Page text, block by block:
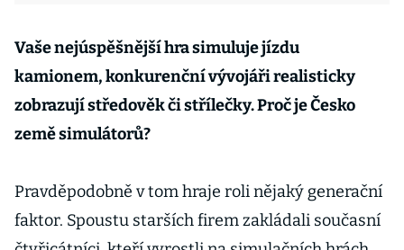
Vaše nejúspěšnější hra simuluje jízdu
kamionem, konkurenční vývojáři realisticky
zobrazují středověk či střílečky. Proč je Česko
země simulátorů?
Pravděpodobně v tom hraje roli nějaký generační
faktor. Spoustu starších firem zakládali současní